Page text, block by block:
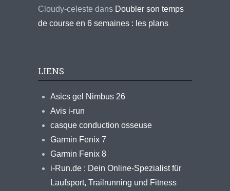
Cloudy-celeste dans Doubler son temps
de course en 6 semaines : les plans
LIENS
Asics gel Nimbus 26
Avis i-run
casque conduction osseuse
Garmin Fenix 7
Garmin Fenix 8
i-Run.de : Dein Online-Spezialist für
Laufsport, Trailrunning und Fitness